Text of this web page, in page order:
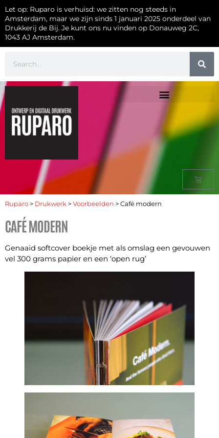
Let op: Ruparo is verhuisd: we zitten nog steeds in
Amsterdam, maar we zijn sinds 1 januari 2025 onderdeel van
Drukkerij de Bij. Je kunt ons nu vinden op Donauweg 2C,
1043 AJ Amsterdam.
Ruparo > Drukwerk > Voorbeelden > Café modern
CAFÉ MODERN
Genaaid softcover boekje met als omslag een gevouwen
vel 300 grams papier en een ‘open rug’